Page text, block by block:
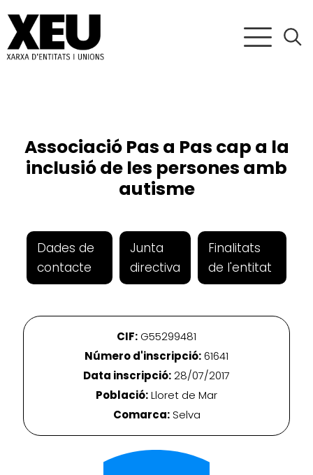
Associació Pas a Pas cap a la
inclusió de les persones amb
autisme
Dades de
contacte
Junta
directiva
Finalitats
de l'entitat
CIF: G55299481
Número d'inscripció:61641
Data inscripció:28/07/2017
Població:Lloret de Mar
Comarca:Selva